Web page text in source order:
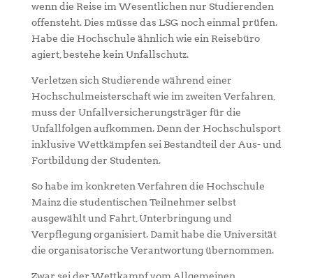
wenn die Reise im Wesentlichen nur Studierenden
offensteht. Dies müsse das LSG noch einmal prüfen.
Habe die Hochschule ähnlich wie ein Reisebüro
agiert, bestehe kein Unfallschutz.
Verletzen sich Studierende während einer
Hochschulmeisterschaft wie im zweiten Verfahren,
muss der Unfallversicherungsträger für die
Unfallfolgen aufkommen. Denn der Hochschulsport
inklusive Wettkämpfen sei Bestandteil der Aus- und
Fortbildung der Studenten.
So habe im konkreten Verfahren die Hochschule
Mainz die studentischen Teilnehmer selbst
ausgewählt und Fahrt, Unterbringung und
Verpflegung organisiert. Damit habe die Universität
die organisatorische Verantwortung übernommen.